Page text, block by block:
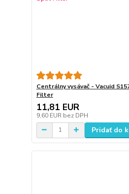
Centrálny vysávač - Vacuid
Filter
11,81 EUR
9,60 EUR bez DPH
Pridať do